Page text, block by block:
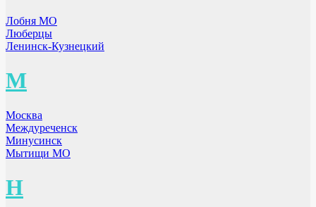
Лобня МО
Люберцы
Ленинск-Кузнецкий
М
Москва
Междуреченск
Минусинск
Мытищи МО
Н